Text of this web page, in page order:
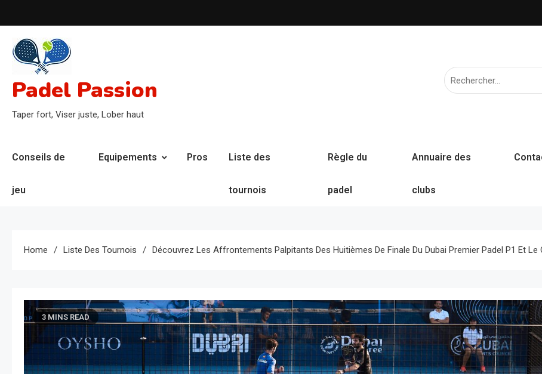
to
content
Padel Passion
Taper fort, Viser juste, Lober haut
Conseils de
jeu
Equipements Pros Liste des
tournois
Règle du
padel
Annuaire des
clubs
Home Liste Des Tournois Découvrez Les Affrontements Palpitants Des Huitièmes De Finale Du Dubai Premier Padel P1 Et
3 MINS READ